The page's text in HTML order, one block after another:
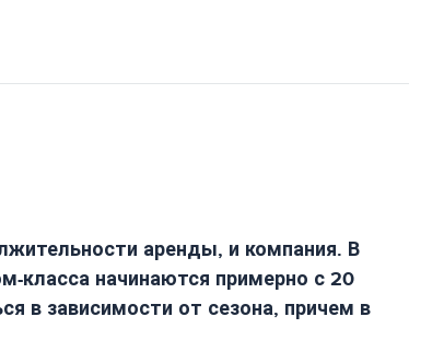
аренды, и компания. В
класса начинаются примерно с 20
в зависимости от сезона, причем в